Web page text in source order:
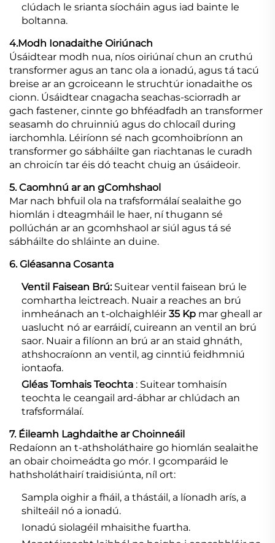
clúdach le srianta síocháin agus iad bainte le
boltanna.
4.Modh Ionadaithe Oiriúnach
Úsáidtear modh nua, níos oiriúnaí chun an cruthú
transformer agus an tanc ola a ionadú, agus tá tacú
breise ar an gcroiceann le struchtúr ionadaithe os
cionn. Úsáidtear cnagacha seachas-sciorradh ar
gach fastener, cinnte go bhféadfadh an transformer
seasamh do chruinniú agus do chlocaíl during
iarchomhla. Léiríonn sé nach gcomhoibríonn an
transformer go sábháilte gan riachtanas le curadh
an chroicín tar éis dó teacht chuig an úsáideoir.
5. Caomhnú ar an gComhshaol
Mar nach bhfuil ola na trafsformálaí sealaithe go
hiomlán i dteagmháil le haer, ní thugann sé
pollúchán ar an gcomhshaol ar siúl agus tá sé
sábháilte do shláinte an duine.
6. Gléasanna Cosanta
Ventil Faisean Brú: Suitear ventil faisean brú le
comhartha leictreach. Nuair a reaches an brú
inmheánach an t-olchaighléir 35 Kp mar gheall ar
uaslucht nó ar earráidí, cuireann an ventil an brú
saor. Nuair a filíonn an brú ar an staid ghnáth,
athshocraíonn an ventil, ag cinntiú feidhmniú
iontaofa.
Gléas Tomhais Teochta : Suitear tomhaisín
teochta le ceangail ard-ábhar ar chlúdach an
trafsformálaí.
7. Éileamh Laghdaithe ar Choinneáil
Redaíonn an t-athsholáthaire go hiomlán sealaithe
an obair choimeádta go mór. I gcomparáid le
hathsholáthairí traidisiúnta, níl ort:
Sampla oighir a fháil, a thástáil, a líonadh arís, a
shilteáil nó a ionadú.
Ionadú siolagéil mhaisithe fuartha.